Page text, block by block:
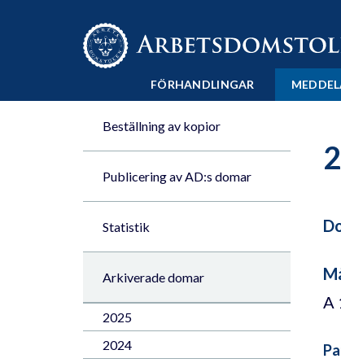
Till innehåll på sidan x
FÖRHANDLINGAR
Beställning av kopior
Publicering av AD:s domar
Statistik
Arkiverade domar
2025
2024
A